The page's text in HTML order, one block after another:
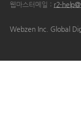
웹마스터메일 : r2-
Webzen Inc. Global